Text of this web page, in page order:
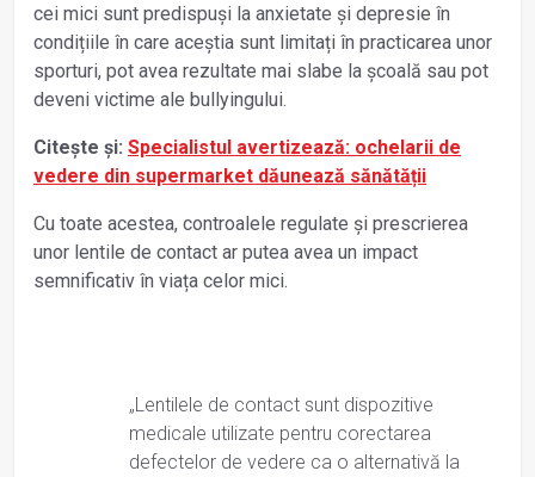
cei mici sunt predispuși la anxietate și depresie în
condițiile în care aceștia sunt limitați în practicarea unor
sporturi, pot avea rezultate mai slabe la școală sau pot
deveni victime ale bullyingului.
Citește și: Specialistul avertizează: ochelarii de
vedere din supermarket dăunează sănătății
Cu toate acestea, controalele regulate și prescrierea
unor lentile de contact ar putea avea un impact
semnificativ în viața celor mici.
„Lentilele de contact sunt dispozitive
medicale utilizate pentru corectarea
defectelor de vedere ca o alternativă la